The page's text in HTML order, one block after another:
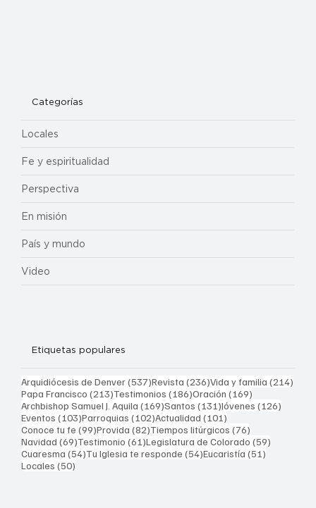
Categorías
Locales
Fe y espiritualidad
Perspectiva
En misión
País y mundo
Video
Etiquetas populares
Arquidiócesis de Denver(537)537 entradas
Revista (236)236 entradas
Vida y familia (214)
Papa Francisco (213)213 entradas
Testimonios (186)186 entradas
Oración (169)
Archbishop Samuel J. Aquila (169)169 entradas
Santos (131)131 entradas
Jóvenes (126)
Eventos (103)103 entradas
Parroquias (102)102 entradas
Actualidad (101)
Conoce tu fe (99)99 entradas
Provida (82)82 entradas
Tiempos litúrgicos (76)
Navidad (69)69 entradas
Testimonio (61)61 entradas
Legislatura de Colorado (59)
Cuaresma (54)54 entradas
Tu Iglesia te responde (54)54 entradas
Eucaristía (51)
Locales (50)